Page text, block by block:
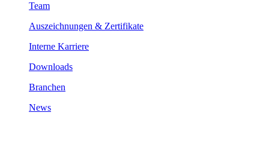
Team
Auszeichnungen & Zertifikate
Interne Karriere
Downloads
Branchen
News